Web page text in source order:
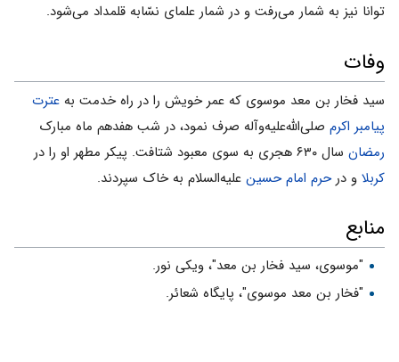
توانا نیز به شمار مى‌رفت و در شمار علماى نسّابه قلمداد مى‌شود.
وفات
سید فخار بن معد موسوی که عمر خویش را در راه خدمت به عترت
پیامبر اکرم صلى‌الله‌علیه‌وآله صرف نمود، در شب هفدهم ماه مبارک
رمضان سال ۶۳۰ هجرى به سوى معبود شتافت. پیکر مطهر او را در
کربلا و درحرم امام حسین علیه‌السلام به خاک سپردند.
منابع
"موسوی، سید فخار بن معد"، ویکی نور.
"فخار بن معد موسوی"، پایگاه شعائر.